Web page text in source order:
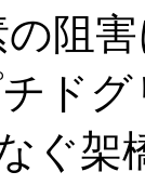
阻
ド
ぐ架